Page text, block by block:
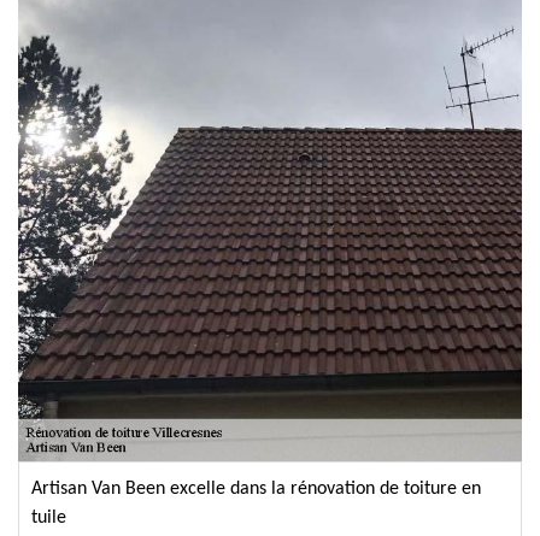
Artisan Van Been excelle dans la rénovation de toiture en
tuile